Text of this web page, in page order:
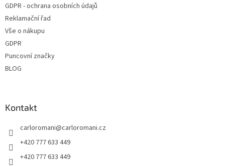
GDPR - ochrana osobních údajů
Reklamační řad
Vše o nákupu
GDPR
Puncovní značky
BLOG
Kontakt
carloromani@carloromani.cz
+420 777 633 449
+420 777 633 449